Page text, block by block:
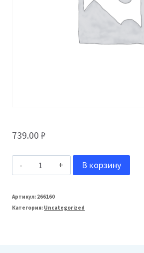
739.00 ₽
Количество
Grand
Line
В корзину
Артикул: 266160
Категория: Uncategorized